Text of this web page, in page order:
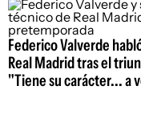
Federico Valverde
Real Madrid tras el
"Tiene su carácter... a